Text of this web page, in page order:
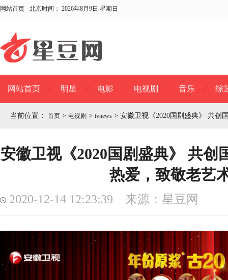
网站首页 北京时间： 2026年8月9日 星期日
网站首页 明星 电影 电视剧 音乐 综
当前位置： 首页 > 电视剧 > tvnews > 安徽卫视《2020国剧盛典》 共创
安徽卫视《2020国剧盛典》 共创
热爱，致敬老艺
2020-12-14 12:23:39 来源：星豆网